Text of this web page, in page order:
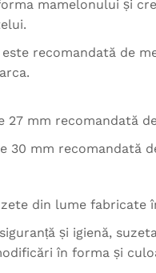
mamelonului și
recomandată de
27 mm recomandată
30 mm recomandată
din lume fabricate
și igienă,
în forma și